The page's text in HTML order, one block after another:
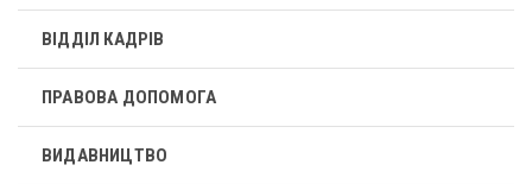
ВІДДІЛ КАДРІВ
ПРАВОВА ДОПОМОГА
ВИДАВНИЦТВО